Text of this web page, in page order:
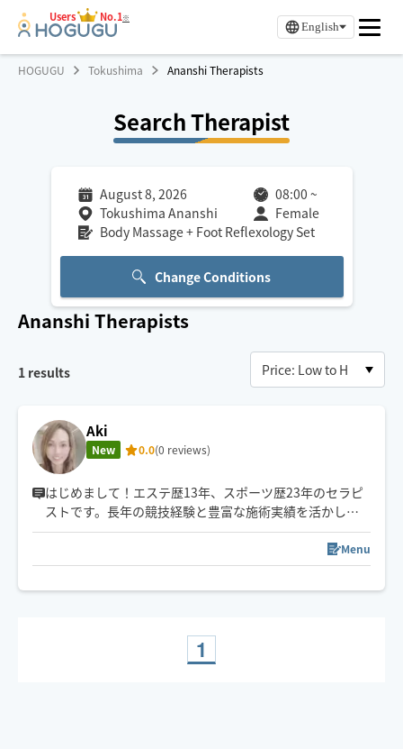
Users No.1※
English
HOGUGU Tokushima Ananshi Therapists
Search Therapist
August 8, 2026 08:00 ~
Tokushima Ananshi
Female
Body Massage + Foot Reflexology Set
Change Conditions
Ananshi Therapists
1 results
Aki
New 0.0(0 reviews)
はじめまして！エステ歴13年、スポーツ歴23年のセラピ
ストです。長年の競技経験と豊富な施術実績を活かし、
お客様一人ひとりの筋肉の付き方や全身のバランスを見
極めたオーダーメイドのボディケアを得意としていま
す。日々のお疲れの解消から、お身体のメンテナンスま
で丁寧に対応いたします。心身ともに軽くなる心地よさ
Menu
1